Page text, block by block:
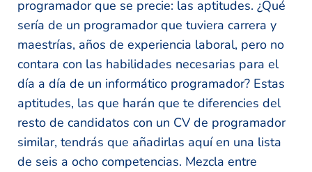
programador que se precie: las aptitudes. ¿Qué
sería de un programador que tuviera carrera y
maestrías, años de experiencia laboral, pero no
contara con las habilidades necesarias para el
día a día de un informático programador? Estas
aptitudes, las que harán que te diferencies del
resto de candidatos con un CV de programador
similar, tendrás que añadirlas aquí en una lista
de seis a ocho competencias. Mezcla entre